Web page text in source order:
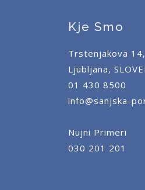
Kje Smo
Trstenjakova
Ljubljana,
01 430 8500
info@sanjska-
Nujni Primeri
030 201 201